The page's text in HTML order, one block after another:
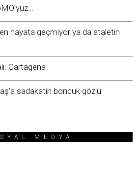
hayata geçmiyor ya da ataletin
Cartagena
sadakatin boncuk gözlü
MEDYA